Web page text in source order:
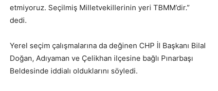
etmiyoruz. Seçilmiş Milletvekillerinin yeri TBMM’dir.”
dedi.
Yerel seçim çalışmalarına da değinen CHP İl Başkanı Bilal
Doğan, Adıyaman ve Çelikhan ilçesine bağlı Pınarbaşı
Beldesinde iddialı olduklarını söyledi.